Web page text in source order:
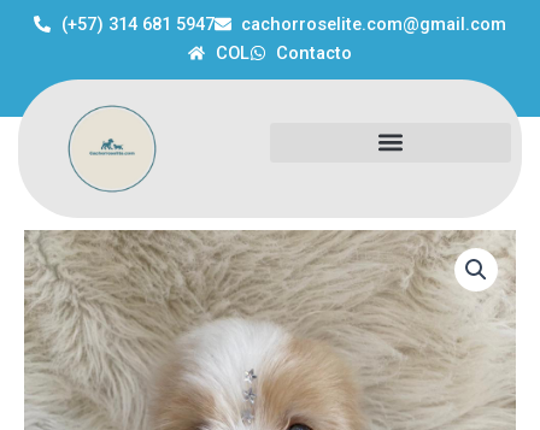
(+57) 314 681 5947
cachorroselite.com@gmail.com
COL
Contacto
Criadero
Shitzu
Mini
Medellín
cantidad